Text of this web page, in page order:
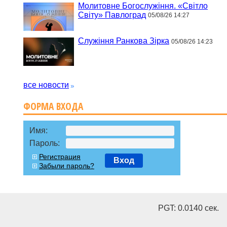
Молитовне Богослужіння. «Світло
Світу» Павлоград 05/08/26 14:27
Служіння Ранкова Зірка 05/08/26 14:23
все новости
ФОРМА ВХОДА
Имя:
Пароль:
Регистрация
Забыли пароль?
Вход
PGT: 0.0140 cек.